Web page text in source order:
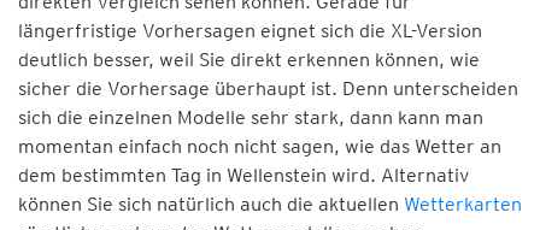
längerfristige Vorhersagen eignet sich die XL-Version
deutlich besser, weil Sie direkt erkennen können, wie
sicher die Vorhersage überhaupt ist. Denn unterscheiden
sich die einzelnen Modelle sehr stark, dann kann man
momentan einfach noch nicht sagen, wie das Wetter an
dem bestimmten Tag in Wellenstein wird. Alternativ
können Sie sich natürlich auch die aktuellen Wetterkarten